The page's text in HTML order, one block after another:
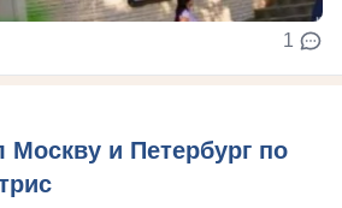
1
Москву и Петербург по